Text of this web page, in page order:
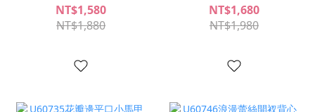
NT$1,580
NT$1,880
NT$1,680
NT$1,980